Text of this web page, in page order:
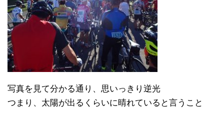
写真を見て分かる通り、思いっきり逆光
つまり、太陽が出るくらいに晴れていると言うこと